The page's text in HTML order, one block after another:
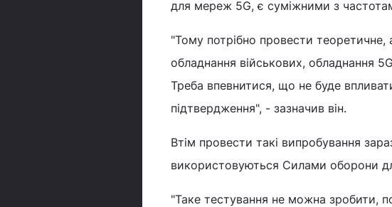
для мереж 5G, є суміжними з
"Тому потрібно провести теоретичне,
обладнання військових, обладнання
Треба впевнитися, що не буде
підтвердження", - зазначив він.
Втім провести такі випробування
використовуються Силами оборони
"Таке тестування не можна зробити,